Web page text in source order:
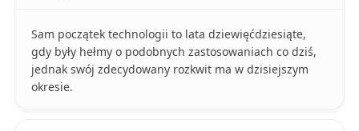
Sam początek technologii to lata dziewięćdziesiąte,
gdy były hełmy o podobnych zastosowaniach co dziś,
jednak swój zdecydowany rozkwit ma w dzisiejszym
okresie.